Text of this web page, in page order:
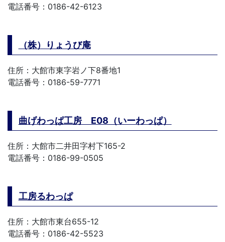
電話番号：0186-42-6123
（株）りょうび庵
住所：大館市東字岩ノ下8番地1
電話番号：0186-59-7771
曲げわっぱ工房 E08（いーわっぱ）
住所：大館市二井田字村下165-2
電話番号：0186-99-0505
工房るわっぱ
住所：大館市東台655-12
電話番号：0186-42-5523